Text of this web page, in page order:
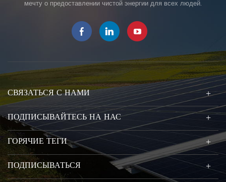
мечту о предоставлении чистой энергии для всех людей.
СВЯЗАТЬСЯ С НАМИ
ПОДПИСЫВАЙТЕСЬ НА НАС
ГОРЯЧИЕ ТЕГИ
ПОДПИСЫВАТЬСЯ